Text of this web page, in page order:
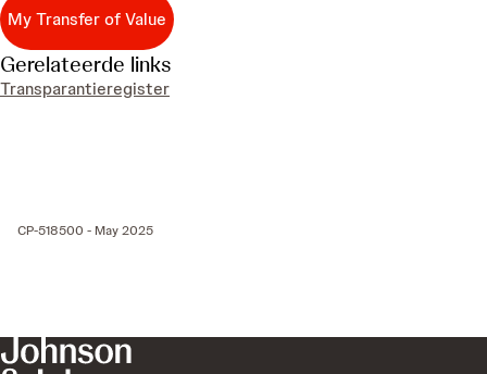
My Transfer of Value
Gerelateerde links
Transparantieregister
CP-518500 - May 2025